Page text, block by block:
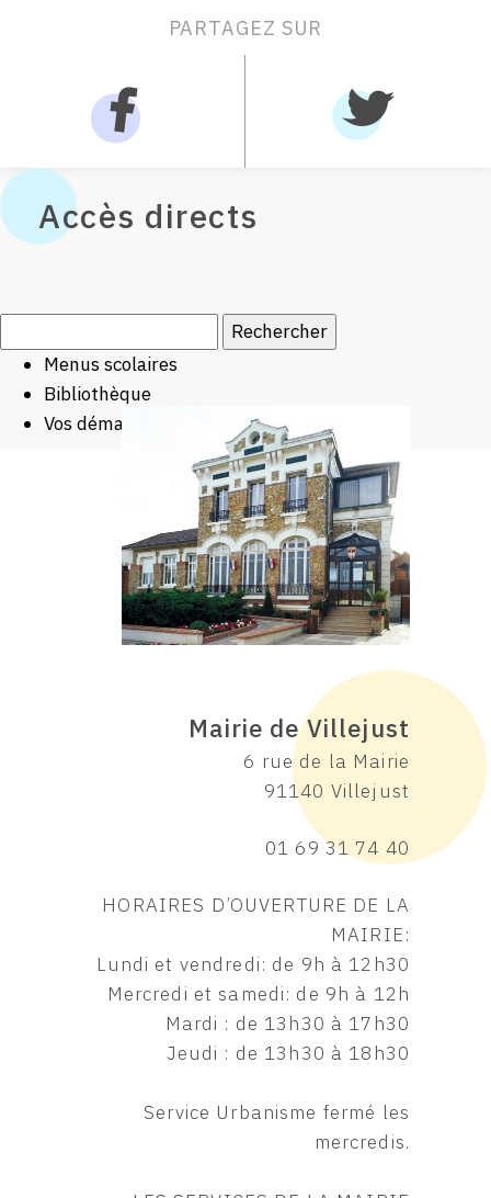
PARTAGEZ SUR
Accès directs
Menus scolaires
Bibliothèque
Vos démarches
Mairie de Villejust
6 rue de la Mairie
91140 Villejust
01 69 31 74 40
HORAIRES D’OUVERTURE DE LA
MAIRIE:
Lundi et vendredi: de 9h à 12h30
Mercredi et samedi: de 9h à 12h
Mardi : de 13h30 à 17h30
Jeudi : de 13h30 à 18h30
Service Urbanisme fermé les
mercredis.